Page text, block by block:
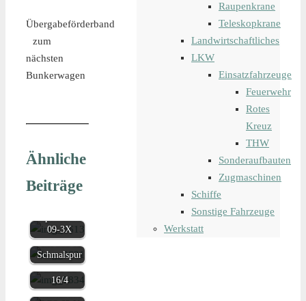
Übergabeförderband
zum
nächsten
Bunkerwagen
Ähnliche
Beiträge
Plasser &
09-3X
Theurer
Schotterpflug
PBR 500 für
Schmalspur
Plasser &
Theurer
Stopfmaschine
Junior 08-
16/4
Plasser &
Theurer
Dynamischer
Gleisstabilisator
Plasser &
Raupenkrane
Teleskopkrane
Landwirtschaftliches
LKW
Einsatzfahrzeuge
Feuerwehr
Rotes
Kreuz
THW
Sonderaufbauten
Zugmaschinen
Schiffe
Sonstige Fahrzeuge
Werkstatt